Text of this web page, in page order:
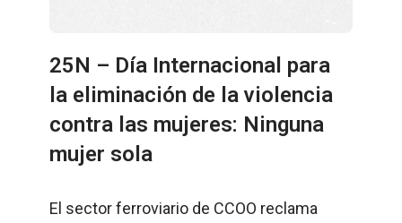
25N – Día Internacional para
la eliminación de la violencia
contra las mujeres: Ninguna
mujer sola
El sector ferroviario de CCOO reclama